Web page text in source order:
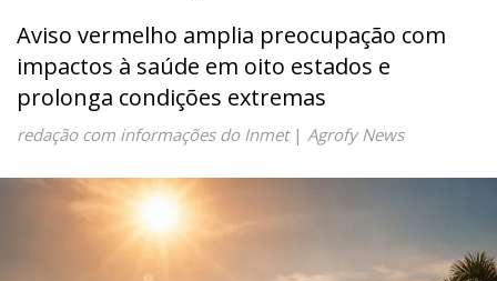
Aviso vermelho amplia preocupação com
impactos à saúde em oito estados e
prolonga condições extremas
redação com informações do Inmet| Agrofy News